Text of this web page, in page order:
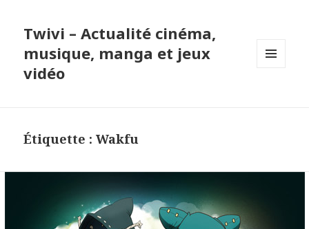
Twivi – Actualité cinéma,
musique, manga et jeux
vidéo
Étiquette :Wakfu